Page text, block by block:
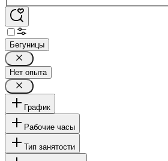
Бегуницы
Нет опыта
График
Рабочие часы
Тип занятости